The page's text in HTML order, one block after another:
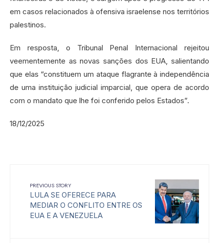
em casos relacionados à ofensiva israelense nos territórios
palestinos.
Em resposta, o Tribunal Penal Internacional rejeitou
veementemente as novas sanções dos EUA, salientando
que elas “constituem um ataque flagrante à independência
de uma instituição judicial imparcial, que opera de acordo
com o mandato que lhe foi conferido pelos Estados”.
18/12/2025
PREVIOUS STORY
LULA SE OFERECE PARA
MEDIAR O CONFLITO ENTRE OS
EUA E A VENEZUELA